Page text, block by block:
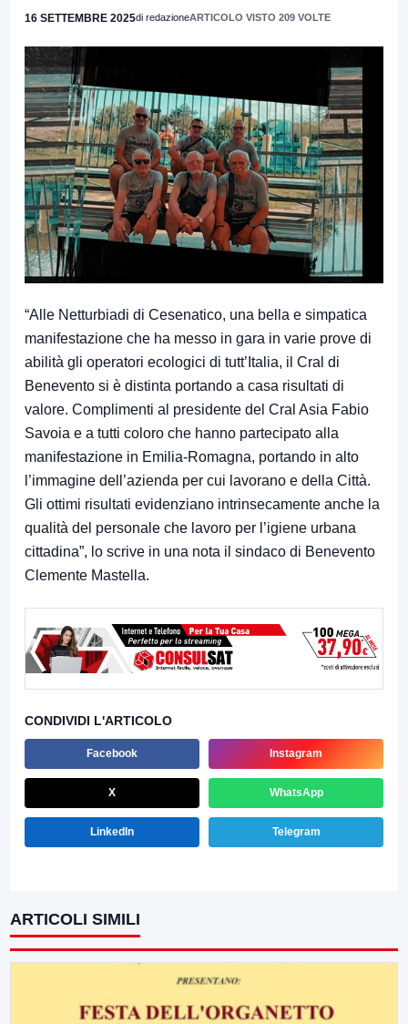
16 SETTEMBRE 2025di redazioneARTICOLO VISTO 209 VOLTE
“Alle Netturbiadi di Cesenatico, una bella e simpatica
manifestazione che ha messo in gara in varie prove di
abilità gli operatori ecologici di tutt’Italia, il Cral di
Benevento si è distinta portando a casa risultati di
valore. Complimenti al presidente del Cral Asia Fabio
Savoia e a tutti coloro che hanno partecipato alla
manifestazione in Emilia-Romagna, portando in alto
l’immagine dell’azienda per cui lavorano e della Città.
Gli ottimi risultati evidenziano intrinsecamente anche la
qualità del personale che lavoro per l’igiene urbana
cittadina”, lo scrive in una nota il sindaco di Benevento
Clemente Mastella.
CONDIVIDI L'ARTICOLO
Facebook Instagram
X WhatsApp
LinkedIn Telegram
ARTICOLI SIMILI